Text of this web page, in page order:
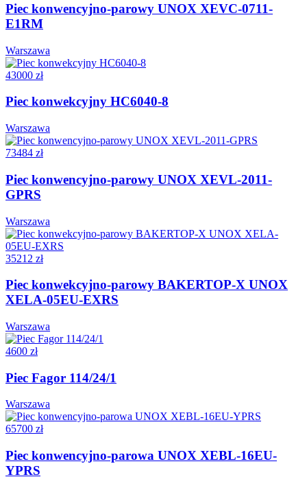
Piec konwencyjno-parowy UNOX XEVC-0711-
E1RM
Warszawa
43000 zł
Piec konwekcyjny HC6040-8
Warszawa
73484 zł
Piec konwencyjno-parowy UNOX XEVL-2011-
GPRS
Warszawa
35212 zł
Piec konwekcyjno-parowy BAKERTOP-X UNOX
XELA-05EU-EXRS
Warszawa
4600 zł
Piec Fagor 114/24/1
Warszawa
65700 zł
Piec konwencyjno-parowa UNOX XEBL-16EU-
YPRS